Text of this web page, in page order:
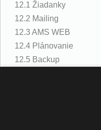
12.1 Žiadanky
12.2 Mailing
12.3 AMS WEB
12.4 Plánovanie
12.5 Backup